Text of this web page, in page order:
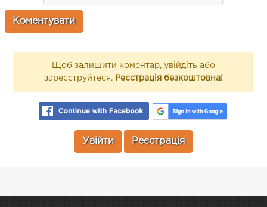
Щоб залишити коментар, увійдіть або
зареєструйтеся. Реєстрація безкоштовна!
Увійти Реєстрація